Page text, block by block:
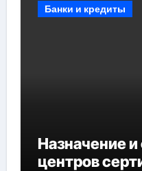
Банки и кредиты
Назначение
центров